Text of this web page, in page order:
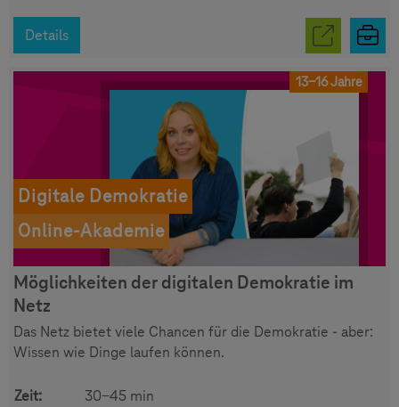
Details
13-16 Jahre
Digitale Demokratie
Online-Akademie
Möglichkeiten der digitalen Demokratie im
Netz
Das Netz bietet viele Chancen für die Demokratie - aber:
Wissen wie Dinge laufen können.
Zeit:
30-45 min